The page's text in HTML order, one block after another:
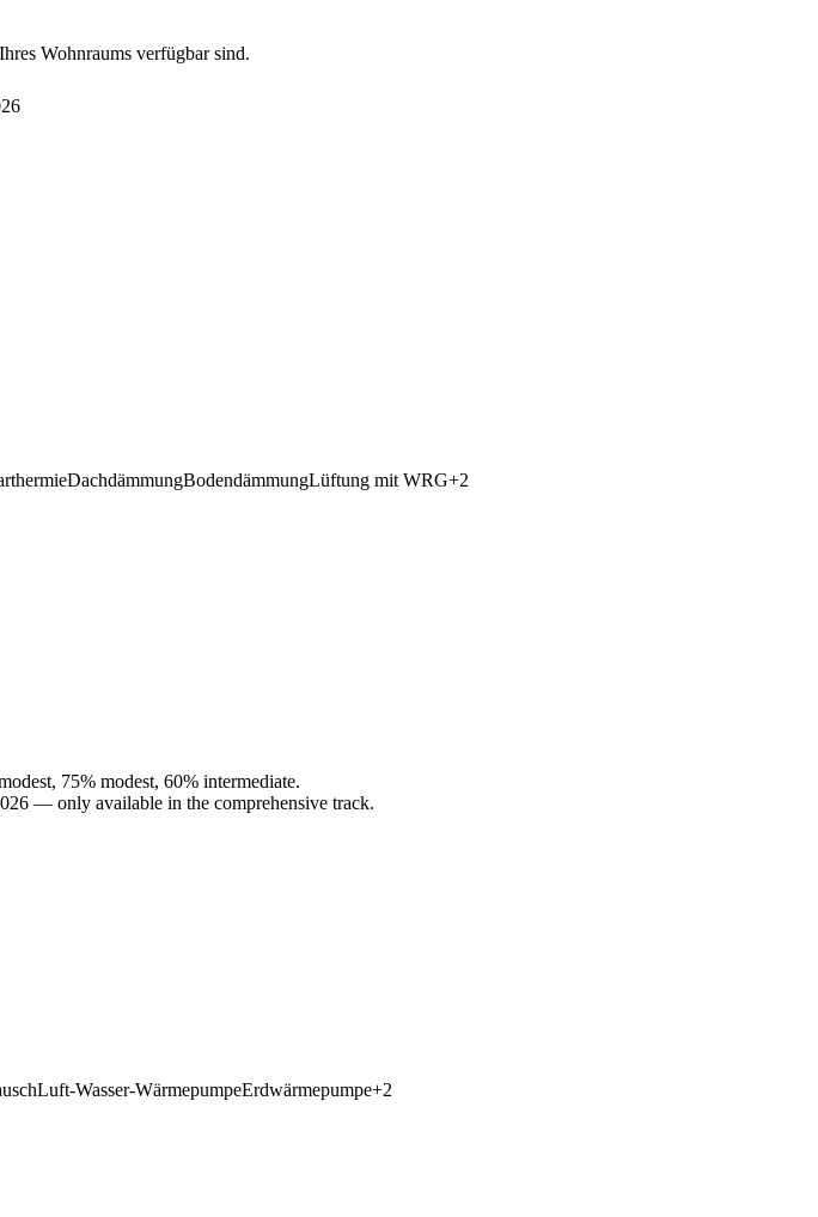
Wohnraums verfügbar sind.
DachdämmungBodendämmungLüftung mit WRG+2
75% modest, 60% intermediate.
— only available in the comprehensive track.
Luft-Wasser-WärmepumpeErdwärmepumpe+2